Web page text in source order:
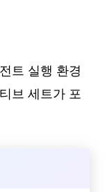
트 실행 환경
브 세트가 포